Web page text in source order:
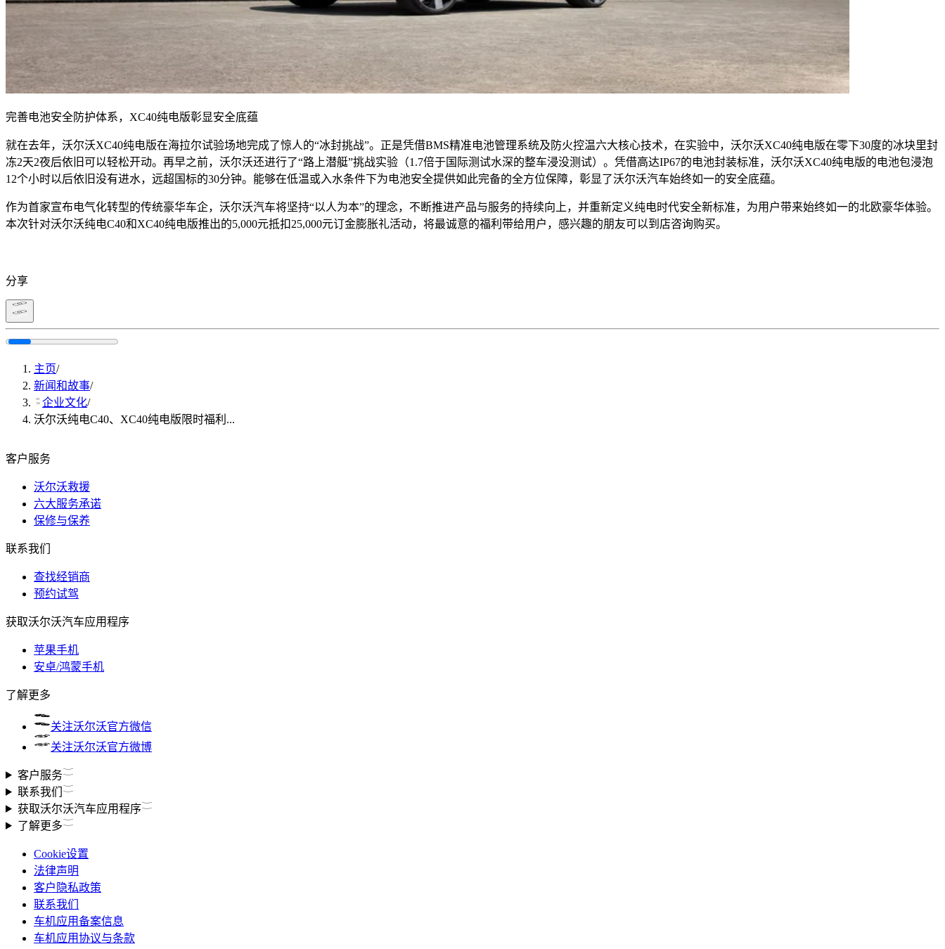
完善电池安全防护体系，XC40纯电版彰显安全底蕴
就在去年，沃尔沃XC40纯电版在海拉尔试验场地完成了惊人的“冰封挑战”。正是凭借BMS精准电池管理系统及防火控温六大核心技术，在实验中，沃尔沃XC40纯电版在零下30度的冰块里封
冻2天2夜后依旧可以轻松开动。再早之前，沃尔沃还进行了“路上潜艇”挑战实验（1.7倍于国际测试水深的整车浸没测试）。凭借高达IP67的电池封装标准，沃尔沃XC40纯电版的电池包浸泡
12个小时以后依旧没有进水，远超国标的30分钟。能够在低温或入水条件下为电池安全提供如此完备的全方位保障，彰显了沃尔沃汽车始终如一的安全底蕴。
作为首家宣布电气化转型的传统豪华车企，沃尔沃汽车将坚持“以人为本”的理念，不断推进产品与服务的持续向上，并重新定义纯电时代安全新标准，为用户带来始终如一的北欧豪华体验。
本次针对沃尔沃纯电C40和XC40纯电版推出的5,000元抵扣25,000元订金膨胀礼活动，将最诚意的福利带给用户，感兴趣的朋友可以到店咨询购买。
分享
主页/
新闻和故事/
企业文化/
沃尔沃纯电C40、XC40纯电版限时福利...